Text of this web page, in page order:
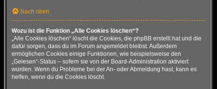
Nach oben
Wozu ist die Funktion „Alle Cookies löschen“?
„Alle Cookies löschen“ löscht die Cookies, die phpBB erstellt hat und die
dafür sorgen, dass du im Forum angemeldet bleibst. Außerdem
ermöglichen Cookies einige Funktionen, wie beispielsweise den
„Gelesen“-Status – sofern sie von der Board-Administration aktiviert
wurden. Wenn du Probleme bei der An- oder Abmeldung hast, kann es
helfen, wenn du die Cookies löscht.